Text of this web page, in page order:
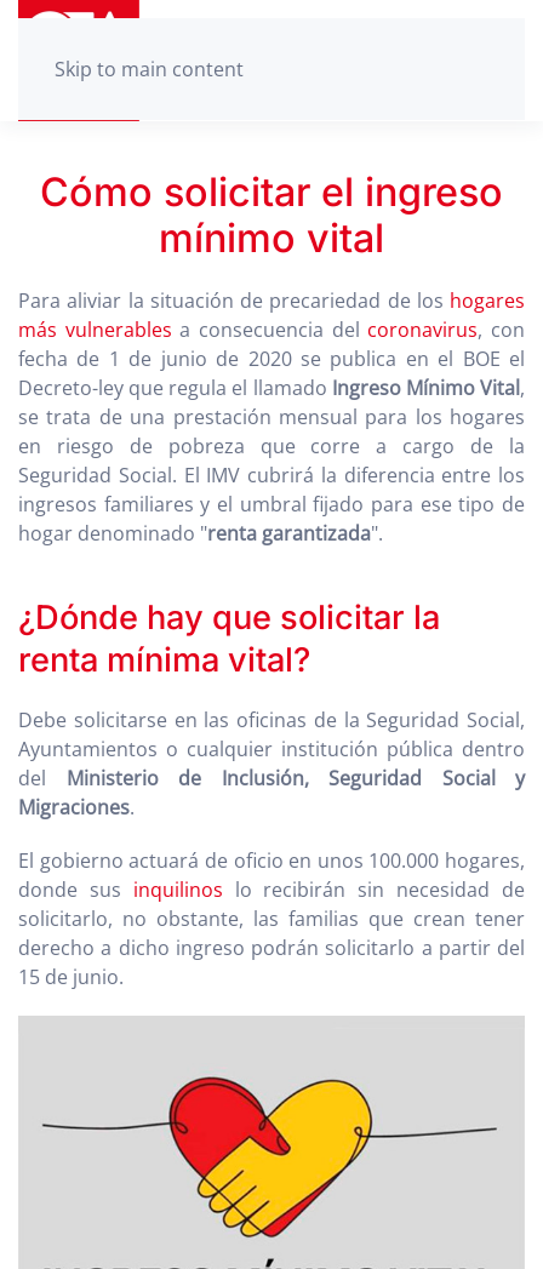
Skip to main content
Cómo solicitar el ingreso
mínimo vital
Para aliviar la situación de precariedad de los hogares
más vulnerables a consecuencia del coronavirus, con
fecha de 1 de junio de 2020 se publica en el BOE el
Decreto-ley que regula el llamado Ingreso Mínimo Vital,
se trata de una prestación mensual para los hogares
en riesgo de pobreza que corre a cargo de la
Seguridad Social. El IMV cubrirá la diferencia entre los
ingresos familiares y el umbral fijado para ese tipo de
hogar denominado "renta garantizada".
¿Dónde hay que solicitar la
renta mínima vital?
Debe solicitarse en las oficinas de la Seguridad Social,
Ayuntamientos o cualquier institución pública dentro
del Ministerio de Inclusión, Seguridad Social y
Migraciones.
El gobierno actuará de oficio en unos 100.000 hogares,
donde sus inquilinos lo recibirán sin necesidad de
solicitarlo, no obstante, las familias que crean tener
derecho a dicho ingreso podrán solicitarlo a partir del
15 de junio.